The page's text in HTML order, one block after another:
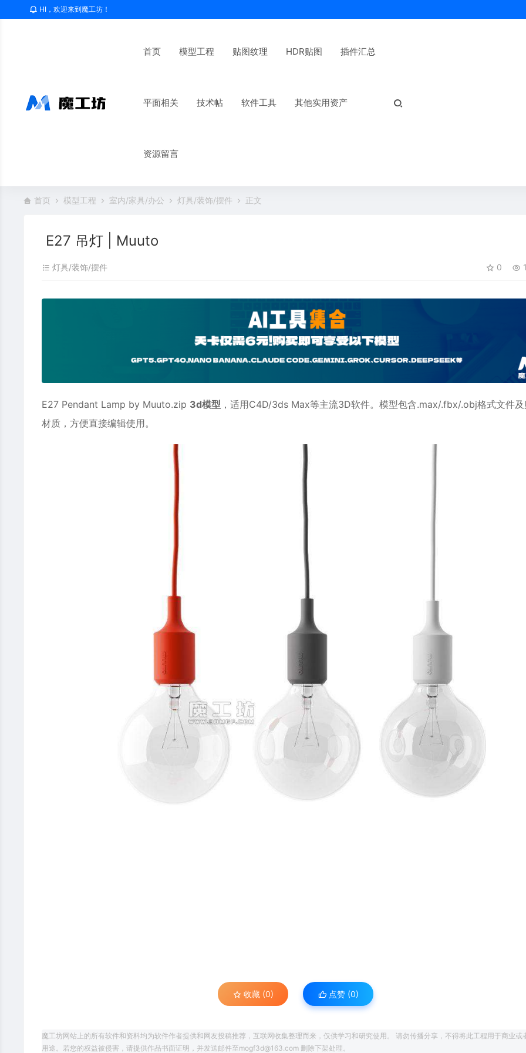
HI，欢迎来到魔工坊！
首页 模型工程 贴图纹理 HDR贴图 插件汇总
平面相关 技术帖 软件工具 其他实用资产
资源留言
首页 模型工程 室内/家具/办公 灯具/装饰/摆件 正文
E27 吊灯 | Muuto
灯具/装饰/摆件 0
E27 Pendant Lamp by Muuto.zip 3d模型 ，适用C4D/3ds Max等主流3D软件。模型包含.max/.fbx/.obj格式文件及
材质，方便直接编辑使用。
收藏 (0) 点赞 (0)
魔工坊网站上的所有软件和资料均为软件作者提供和网友投稿推荐，互联网收集整理而来，仅供学习和研究使用。 请勿传播分享，不得将此工程用于商业或
用途。若您的权益被侵害，请提供作品书面证明，并发送邮件至mogf3d@163.com 删除下架处理。